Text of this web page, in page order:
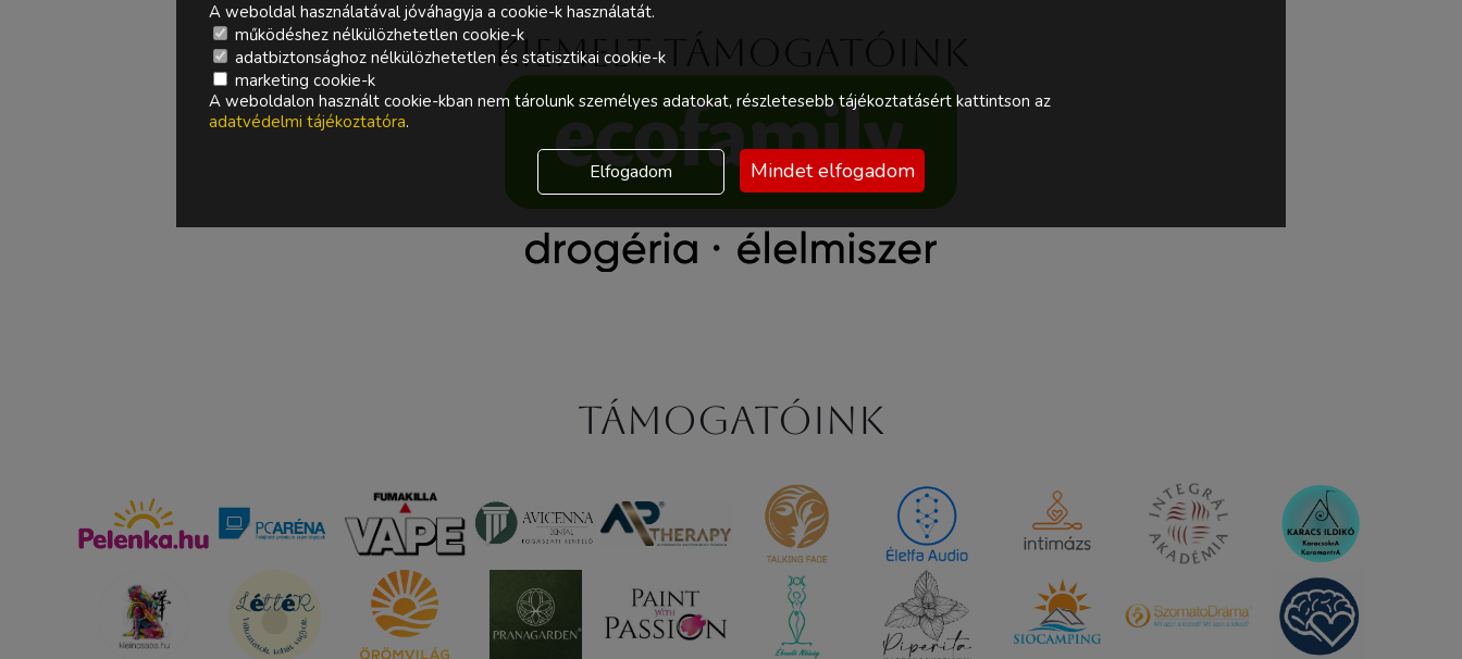
Kiemelt támogatóink
Támogatóink
A weboldal használatával jóváhagyja a cookie-k használatát.
működéshez nélkülözhetetlen cookie-k
adatbiztonsághoz nélkülözhetetlen és statisztikai cookie-k
marketing cookie-k
A weboldalon használt cookie-kban nem tárolunk személyes adatokat, részletesebb tájékoztatásért kattintson az
adatvédelmi tájékoztatóra.
Elfogadom Mindet elfogadom